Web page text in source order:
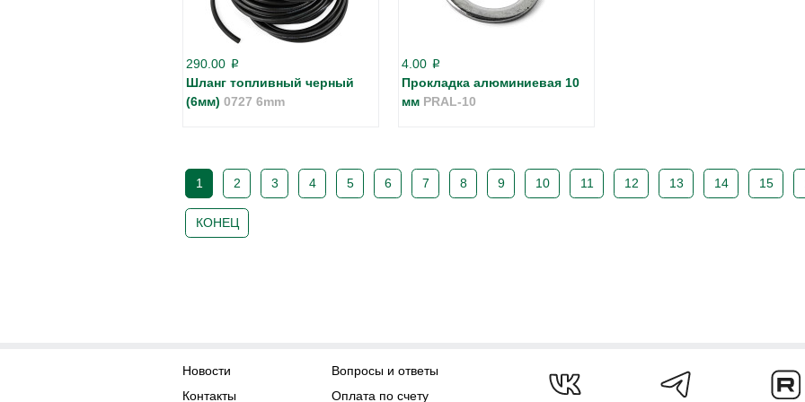
290.00 p
Шланг топливный черный
(6мм) 0727 6mm
4.00 p
Прокладка алюминиевая 10
мм PRAL-10
1 2 3 4 5 6 7 8 9 10 11 12 13 14 15
КОНЕЦ
Новости
Контакты
Вопросы и ответы
Оплата по счету